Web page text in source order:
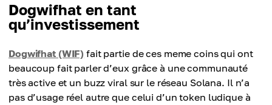
Dogwifhat en tant
qu’investissement
Dogwifhat (WIF) fait partie de ces meme coins qui ont
beaucoup fait parler d’eux grâce à une communauté
très active et un buzz viral sur le réseau Solana. Il n’a
pas d’usage réel autre que celui d’un token ludique à